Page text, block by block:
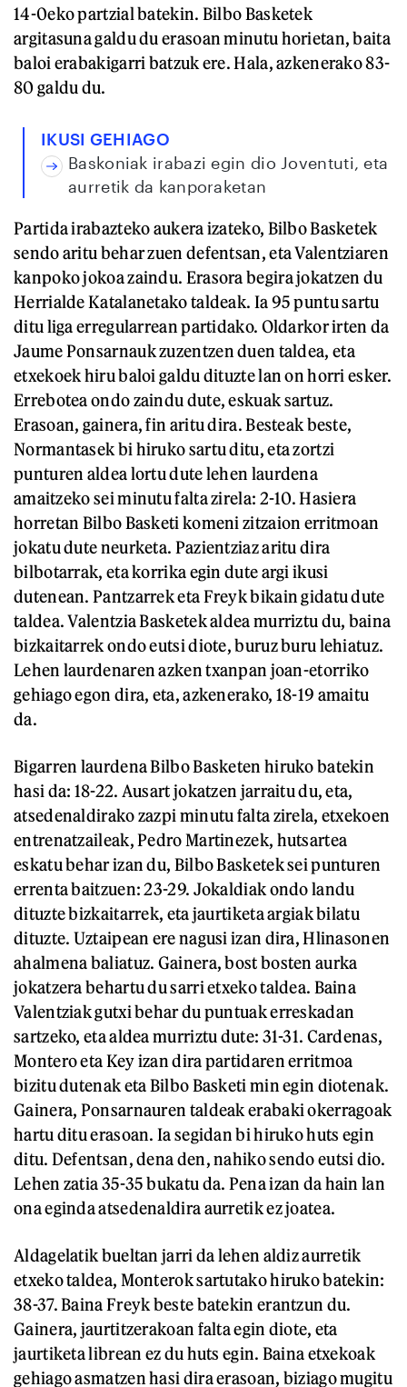
14-0eko partzial batekin. Bilbo Basketek
argitasuna galdu du erasoan minutu horietan, baita
baloi erabakigarri batzuk ere. Hala, azkenerako 83-
80 galdu du.
IKUSI GEHIAGO
Baskoniak irabazi egin dio Joventuti, eta
aurretik da kanporaketan
Partida irabazteko aukera izateko, Bilbo Basketek
sendo aritu behar zuen defentsan, eta Valentziaren
kanpoko jokoa zaindu. Erasora begira jokatzen du
Herrialde Katalanetako taldeak. Ia 95 puntu sartu
ditu liga erregularrean partidako. Oldarkor irten da
Jaume Ponsarnauk zuzentzen duen taldea, eta
etxekoek hiru baloi galdu dituzte lan on horri esker.
Errebotea ondo zaindu dute, eskuak sartuz.
Erasoan, gainera, fin aritu dira. Besteak beste,
Normantasek bi hiruko sartu ditu, eta zortzi
punturen aldea lortu dute lehen laurdena
amaitzeko sei minutu falta zirela: 2-10. Hasiera
horretan Bilbo Basketi komeni zitzaion erritmoan
jokatu dute neurketa. Pazientziaz aritu dira
bilbotarrak, eta korrika egin dute argi ikusi
dutenean. Pantzarrek eta Freyk bikain gidatu dute
taldea. Valentzia Basketek aldea murriztu du, baina
bizkaitarrek ondo eutsi diote, buruz buru lehiatuz.
Lehen laurdenaren azken txanpan joan-etorriko
gehiago egon dira, eta, azkenerako, 18-19 amaitu
da.
Bigarren laurdena Bilbo Basketen hiruko batekin
hasi da: 18-22. Ausart jokatzen jarraitu du, eta,
atsedenaldirako zazpi minutu falta zirela, etxekoen
entrenatzaileak, Pedro Martinezek, hutsartea
eskatu behar izan du, Bilbo Basketek sei punturen
errenta baitzuen: 23-29. Jokaldiak ondo landu
dituzte bizkaitarrek, eta jaurtiketa argiak bilatu
dituzte. Uztaipean ere nagusi izan dira, Hlinasonen
ahalmena baliatuz. Gainera, bost bosten aurka
jokatzera behartu du sarri etxeko taldea. Baina
Valentziak gutxi behar du puntuak erreskadan
sartzeko, eta aldea murriztu dute: 31-31. Cardenas,
Montero eta Key izan dira partidaren erritmoa
bizitu dutenak eta Bilbo Basketi min egin diotenak.
Gainera, Ponsarnauren taldeak erabaki okerragoak
hartu ditu erasoan. Ia segidan bi hiruko huts egin
ditu. Defentsan, dena den, nahiko sendo eutsi dio.
Lehen zatia 35-35 bukatu da. Pena izan da hain lan
ona eginda atsedenaldira aurretik ez joatea.
Aldagelatik bueltan jarri da lehen aldiz aurretik
etxeko taldea, Monterok sartutako hiruko batekin:
38-37. Baina Freyk beste batekin erantzun du.
Gainera, jaurtitzerakoan falta egin diote, eta
jaurtiketa librean ez du huts egin. Baina etxekoak
gehiago asmatzen hasi dira erasoan, biziago mugitu